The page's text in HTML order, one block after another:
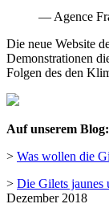
— Agence
Die neue Website
Demonstrationen
Folgen des den
Auf unserem Blog:
> Was wollen die
> Die Gilets jaunes
Dezember 2018